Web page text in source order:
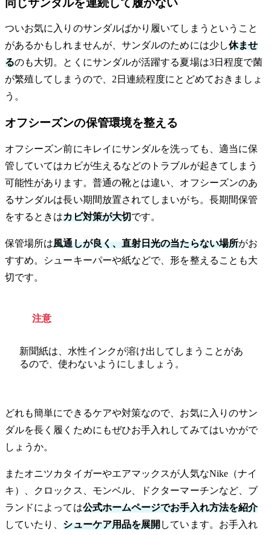
ついお気に入りのサンダルばかり履いてしまうということ
があるかもしれませんが、サンダルのためには少し休ませ
るのも大切。とくにサンダルが活躍する夏場は3日程度で菌
が繁殖してしまうので、2日連続程度にとどめておきましょ
う。
オフシーズンの保管環境を整える
オフシーズン前にキレイにサンダルを洗っても、適当に保
管していてはカビが生えるなどのトラブルが起きてしまう
可能性があります。普通の靴とは違い、オフシーズンのあ
るサンダルは長い期間放置されてしまいがち。長期間保管
をするときはカビ対策が大切です。
保管場所は風通しが良く、直射日光の当たらない場所がお
すすめ。シューキーパーや紙などで、形を整えることも大
切です。
注意
新聞紙は、水性インクが溶け出してしまうことがあ
るので、使わないようにしましょう。
どれも簡単にできるケアや対策なので、お気に入りのサン
ダルを長く履くためにもぜひお手入れしてみてはいかがで
しょうか。
またオニツカタイガーやエアマックスが人気なNike（ナイ
キ）、クロックス、モンベル、ドクターマーチンなど、ブ
ランドによっては公式ホームページでお手入れ方法を紹介
していたり、シューケア用品を展開 しています。お手入れ